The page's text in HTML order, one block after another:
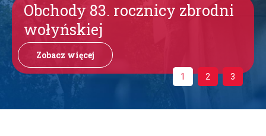
Obchody 83. rocznicy zbrodni
wołyńskiej
Zobacz więcej
1 2 3